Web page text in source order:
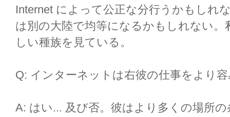
Internet によって公正な分行うかもしれ
は別の大陸で均等になるかもしれない
しい種族を見ている。
Q: インターネットは右彼の仕事をより
A: はい... 及び否。彼はより多くの場所